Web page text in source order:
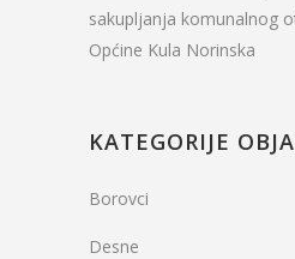
sakupljanja komunalnog
Općine Kula Norinska
KATEGORIJE
Borovci
Desne